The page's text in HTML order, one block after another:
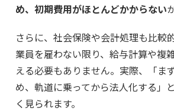
め、初期費用がほとんどかからない
さらに、社会保険や会計処理も比較
業員を雇わない限り、給与計算や複
える必要もありません。実際、「ま
め、軌道に乗ってから法人化する」
く見られます。